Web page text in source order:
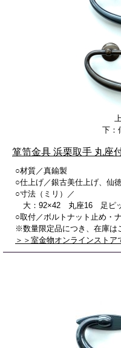
下：
箪笥金具 浜栗取手 丸座
○材質／真鍮製
○仕上げ／銀古美仕上げ、仙
○寸法（ミリ）／
大：92×42 丸座16 足ピ
○取付／ボルトナット止め・
※数量限定品につき、在庫は
＞＞室金物オンラインストア